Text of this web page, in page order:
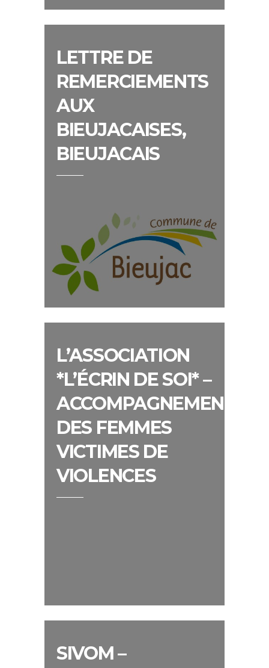
LETTRE DE
REMERCIEMENTS
AUX
BIEUJACAISES,
BIEUJACAIS
L’ASSOCIATION
*L’ÉCRIN DE SOI* –
ACCOMPAGNEMENT
DES FEMMES
VICTIMES DE
VIOLENCES
SIVOM –